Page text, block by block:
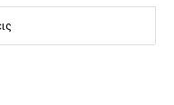
από την
Ολυμπιακό!